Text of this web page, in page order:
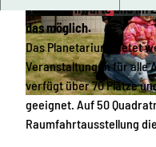
© Zeiss Planetarium und Volkssternwarte
Z
e
i
s
s
-
Volkssternwarte und im
das möglich.
Das Planetarium bietet
Veranstaltungen für alle
verfügt über 70 Plätze
geeignet. Auf 50
Raumfahrtausstellung